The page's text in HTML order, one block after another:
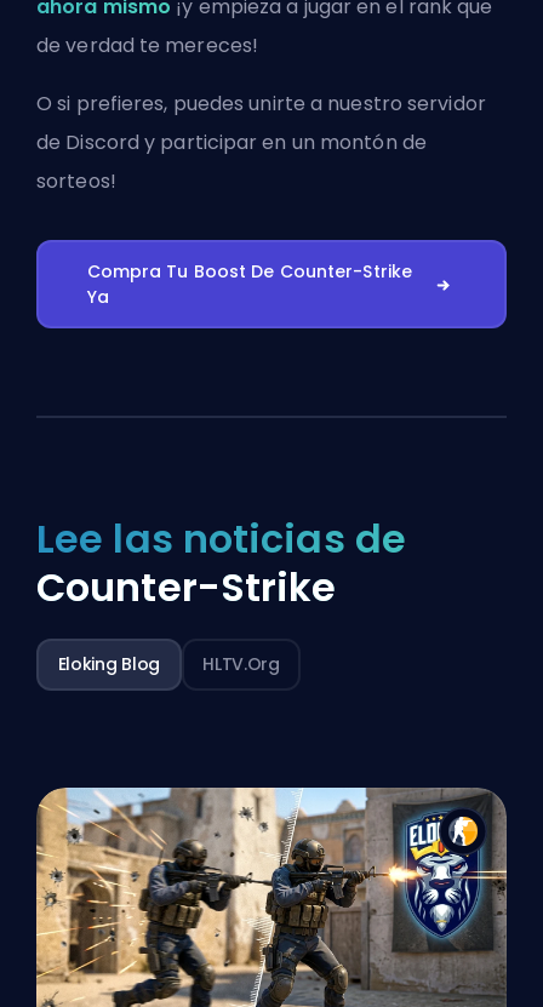
ahora mismo ¡y empieza a jugar en el rank que
de verdad te mereces!
O si prefieres, puedesunirte a nuestro servidor
de Discord y participar en un montón de
sorteos!
Compra Tu Boost De Counter-Strike
Ya
Lee las noticias de
Counter-Strike
Eloking Blog HLTV.org